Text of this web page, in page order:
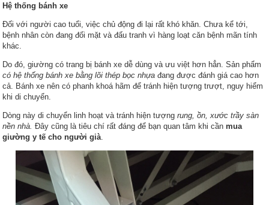
Hệ thống bánh xe
Đối với người cao tuổi, việc chủ động đi lại rất khó khăn. Chưa kể tới,
bệnh nhân còn đang đối mặt và đấu tranh vì hàng loạt căn bệnh mãn tính
khác.
Do đó, giường có trang bị bánh xe dễ dùng và ưu việt hơn hẳn. Sản phẩm
có hệ thống bánh xe bằng lõi thép bọc nhựa đang được đánh giá cao hơn
cả. Bánh xe nên có phanh khoá hãm để tránh hiện tượng trượt, nguy hiểm
khi di chuyển.
Dòng này di chuyển linh hoạt và tránh hiện tượng rung, ồn, xước trầy sàn
nền nhà.Đây cũng là tiêu chí rất đáng để bạn quan tâm khi cầnmua
giường y tế cho người già